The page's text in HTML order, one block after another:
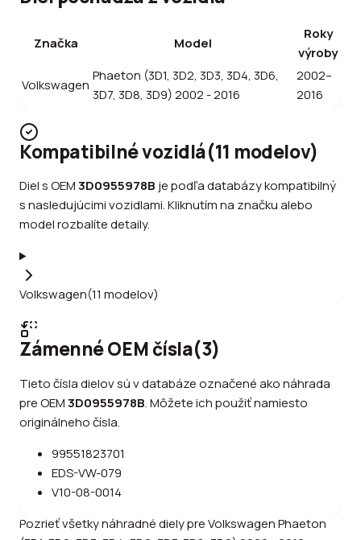
Značka Model
Roky
výroby
Volkswagen
Phaeton (3D1, 3D2, 3D3, 3D4, 3D6,
3D7, 3D8, 3D9) 2002 - 2016
2002–
2016
Kompatibilné vozidlá(11 modelov)
Diel s OEM3D0955978B je podľa databázy kompatibilný
s nasledujúcimi vozidlami. Kliknutím na značku alebo
model rozbalíte detaily.
Volkswagen(11 modelov)
Zámenné OEM čísla(3)
Tieto čísla dielov sú v databáze označené ako náhrada
pre OEM3D0955978B.Môžete ich použiť namiesto
originálneho čísla.
99551823701
EDS-VW-079
V10-08-0014
Pozrieť všetky náhradné diely preVolkswagenPhaeton